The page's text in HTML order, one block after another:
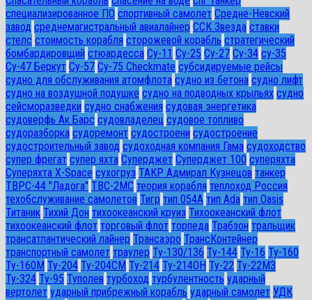
специализированное ПО спортивный самолет Средне-Невский
завод среднемагистральный авиалайнер ССК Звезда ставки
стелс стоимость корабля сторожевой корабль стратегический
бомбардировщий стюардесса Су-11 Су-25 Су-27 Су-34 су-35
Су-47 Беркут Су-57 Су-75 Checkmate субсидируемые рейсы
судно для обслуживания атомфлота судно из бетона судно лифт
судно на воздушной подушке судно на подводных крыльях судно
сейсморазведки судно снабжения судовая энергетика
судоверфь Ак Барс судовладелец судовое топливо
судоразборка судоремонт судостроени судостроение
судостроительный завод судоходная компания Гама судоходство
супер фрегат супер яхта Суперджет Суперджет 100 суперяхта
Суперяхта X-Space сухогруз ТАКР Адмирал Кузнецов танкер
ТВРС-44 "Ладога" ТВС-2МС теория корабля теплоход Россия
техобслуживание самолетов Тигр тип 054А тип Ada тип Oasis
Титаник Тихий Дон тихоокеанский круиз Тихоокеанский флот
тихоокеанский флот торговый флот торпеда Трабзон тральщик
трансатлантический лайнер Трансаэро ТрансКонтейнер
транспортный самолет траулер Ту-130/136 Ту-144 Ту-16 Ту-160
Ту-160М Ту-204 Ту-204СМ Ту-214 Ту-214ОН Ту-22 Ту-22М3
Ту-324 Ту-95 Туполев турбоход турбулентность ударный
вертолет ударный прибрежный корабль ударный самолет УДК